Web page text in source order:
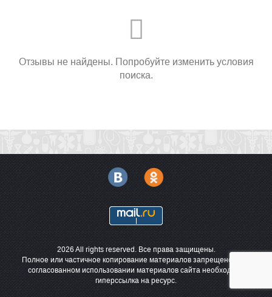
Отзывы не найдены. Попробуйте изменить условия
поиска.
2026 All rights reserved. Все права защищены.
Полное или частичное копирование материалов запрещено. При
согласованном использовании материалов сайта необходима
гиперссылка на ресурс.